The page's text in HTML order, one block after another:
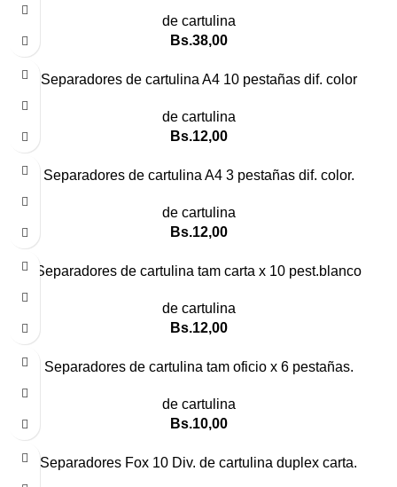
de cartulina
Bs.38,00
Separadores de cartulina A4 10 pestañas dif. color
de cartulina
Bs.12,00
Separadores de cartulina A4 3 pestañas dif. color.
de cartulina
Bs.12,00
Separadores de cartulina tam carta x 10 pest.blanco
de cartulina
Bs.12,00
Separadores de cartulina tam oficio x 6 pestañas.
de cartulina
Bs.10,00
Separadores Fox 10 Div. de cartulina duplex carta.